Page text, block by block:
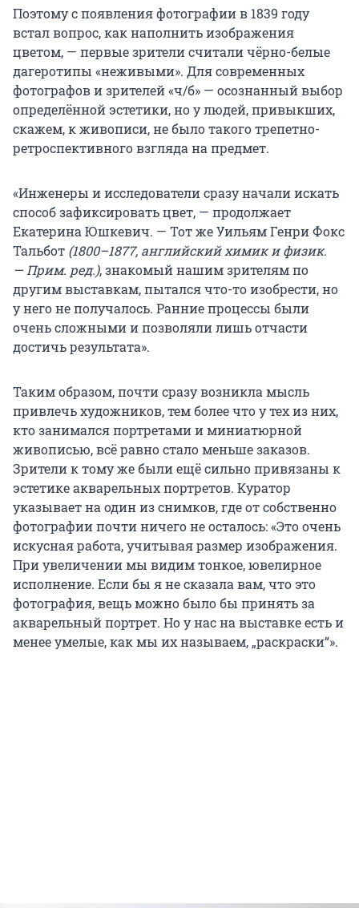
Поэтому с появления фотографии в 1839 году
встал вопрос, как наполнить изображения
цветом, — первые зрители считали чёрно-белые
дагеротипы «неживыми». Для современных
фотографов и зрителей «ч/б» — осознанный выбор
определённой эстетики, но у людей, привыкших,
скажем, к живописи, не было такого трепетно-
ретроспективного взгляда на предмет.
«Инженеры и исследователи сразу начали искать
способ зафиксировать цвет, — продолжает
Екатерина Юшкевич. — Тот же Уильям Генри Фокс
Тальбот (1800–1877, английский химик и физик.
— Прим. ред.), знакомый нашим зрителям по
другим выставкам, пытался что-то изобрести, но
у него не получалось. Ранние процессы были
очень сложными и позволяли лишь отчасти
достичь результата».
Таким образом, почти сразу возникла мысль
привлечь художников, тем более что у тех из них,
кто занимался портретами и миниатюрной
живописью, всё равно стало меньше заказов.
Зрители к тому же были ещё сильно привязаны к
эстетике акварельных портретов. Куратор
указывает на один из снимков, где от собственно
фотографии почти ничего не осталось: «Это очень
искусная работа, учитывая размер изображения.
При увеличении мы видим тонкое, ювелирное
исполнение. Если бы я не сказала вам, что это
фотография, вещь можно было бы принять за
акварельный портрет. Но у нас на выставке есть и
менее умелые, как мы их называем, „раскраски“».